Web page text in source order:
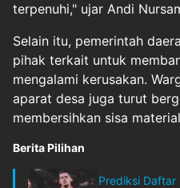
terpenuhi," ujar Andi
Selain itu, pemerintah
pihak terkait untuk
mengalami kerusakan.
aparat desa juga turut
membersihkan sisa
Berita Pilihan
Prediksi Daftar